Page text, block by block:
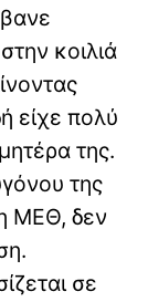
κοιλιά
είχε πολύ
της.
της
ΜΕΘ, δεν
σε